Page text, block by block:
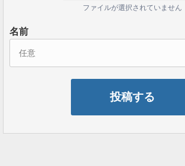
ファイルが選択されていません
名前